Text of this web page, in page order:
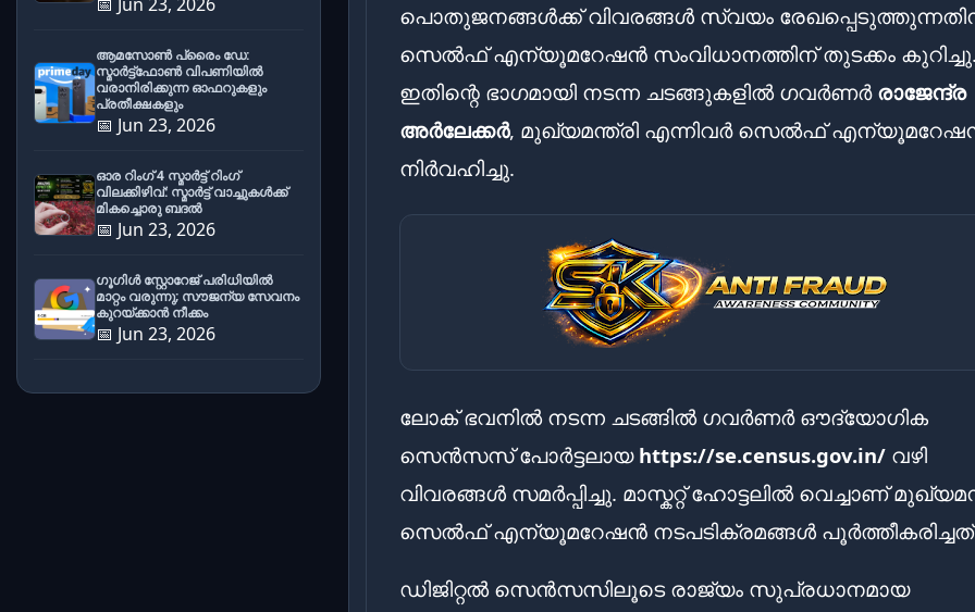
ആമസോൺ പ്രൈം ഡേ:
സ്മാർട്ട്ഫോൺ വിപണിയിൽ
വരാനിരിക്കുന്ന ഓഫറുകളും
പ്രതീക്ഷകളും
📅 Jun 23, 2026
ഓര റിംഗ് 4 സ്മാർട്ട് റിംഗ്
വിലക്കിഴിവ്: സ്മാർട്ട് വാച്ചുകൾക്ക്
മികച്ചൊരു ബദൽ
📅 Jun 23, 2026
ഗൂഗിൾ സ്റ്റോറേജ് പരിധിയിൽ
മാറ്റം വരുന്നു; സൗജന്യ സേവനം
കുറയ്ക്കാൻ നീക്കം
📅 Jun 23, 2026
പൊതുജനങ്ങൾക്ക് വിവരങ്ങൾ സ്വയം
സെൽഫ് എന്യൂമറേഷൻ സംവിധാനത്തിന് തുടക്കം
ഇതിന്റെ ഭാഗമായി നടന്ന ചടങ്ങുകളിൽ ഗവർണർ രാജേന്ദ്ര
അർലേക്കർ, മുഖ്യമന്ത്രി എന്നിവർ സെൽഫ്
നിർവഹിച്ചു.
ലോക് ഭവനിൽ നടന്ന ചടങ്ങിൽ ഗവർണർ ഔദ്യോഗിക
സെൻസസ് പോർട്ടലായ https://se.census.gov.in/ വഴി
വിവരങ്ങൾ സമർപ്പിച്ചു. മാസ്കറ്റ് ഹോട്ടലിൽ വെച്ചാണ്
സെൽഫ് എന്യൂമറേഷൻ നടപടിക്രമങ്ങൾ
ഡിജിറ്റൽ സെൻസസിലൂടെ രാജ്യം സുപ്രധാനമായ